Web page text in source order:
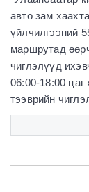
авто зам
үйлчилгээний
маршрутад
чиглэлүүд
06:00-18:00
тээврийн